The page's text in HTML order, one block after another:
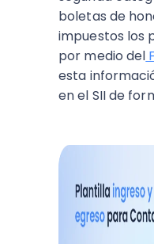
boletas de
impuestos los
por medio del
esta
en el SII de